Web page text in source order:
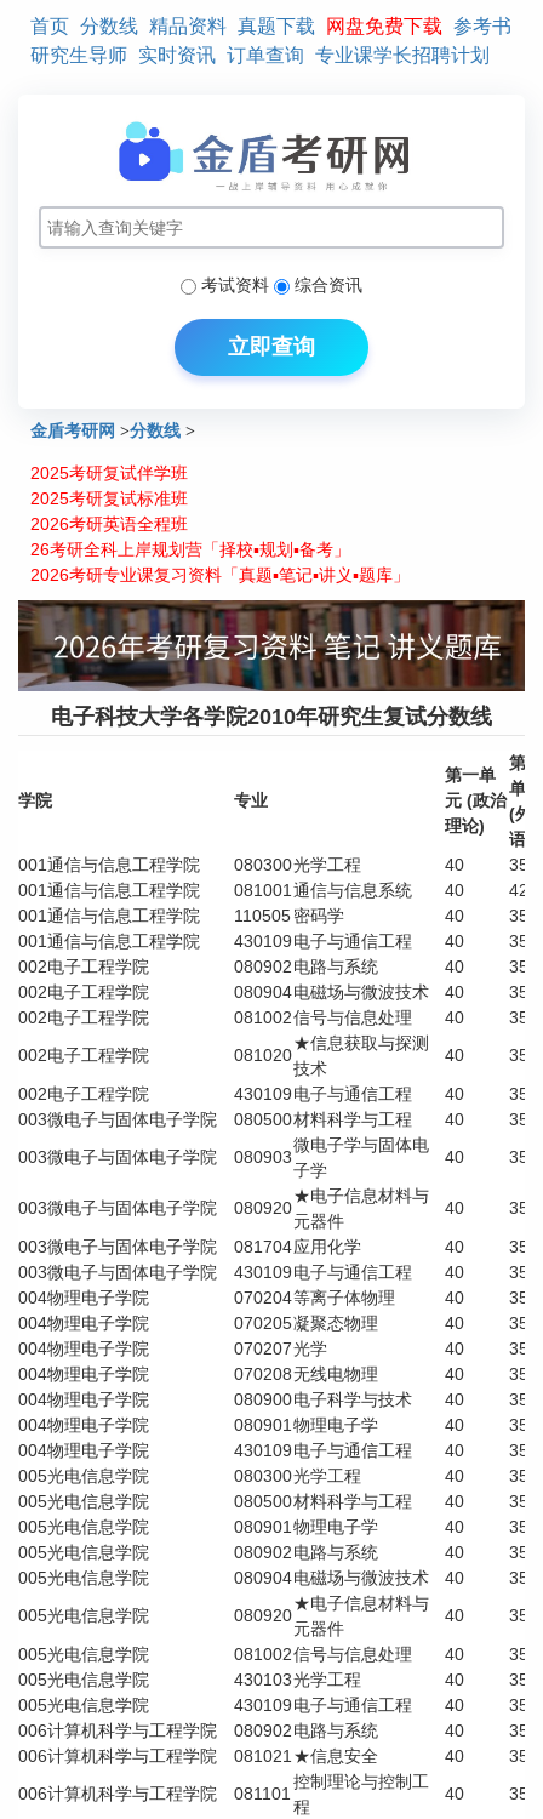
首页 分数线 精品资料 真题下载 网盘免费下载 参考书
研究生导师 实时资讯 订单查询 专业课学长招聘计划
考试资料 综合资讯
立即查询
金盾考研网 >分数线 >
电子科技大学各学院2010年研究生复试分数线
2025考研复试伴学班
2025考研复试标准班
2026考研英语全程班
26考研全科上岸规划营「择校▪规划▪备考」
2026考研专业课复习资料「真题▪笔记▪讲义▪题库」
电子科技大学各学院2010年研究生复试分数线
学院 专业
第一单
元 (政治
理论)
第二
单元
(外
语)
001通信与信息工程学院 080300光学工程 40
35
001通信与信息工程学院 081001 通信与信息系统 40
42
001通信与信息工程学院 110505密码学 40
35
001通信与信息工程学院 430109电子与通信工程 40
35
002电子工程学院 080902电路与系统 40
35
002电子工程学院 080904电磁场与微波技术 40
35
002电子工程学院 081002信号与信息处理 40
35
002电子工程学院 081020
★信息获取与探测
技术
40
35
002电子工程学院 430109电子与通信工程 40
35
003微电子与固体电子学院 080500材料科学与工程 40
35
003微电子与固体电子学院 080903
微电子学与固体电
子学
40 35
003微电子与固体电子学院 080920
★电子信息材料与
元器件
40
35
003微电子与固体电子学院 081704应用化学 40
35
003微电子与固体电子学院 430109电子与通信工程 40
35
004物理电子学院 070204等离子体物理 40
35
004物理电子学院 070205凝聚态物理 40
35
004物理电子学院 070207光学 40
35
004物理电子学院 070208无线电物理 40
35
004物理电子学院 080900电子科学与技术 40
35
004物理电子学院 080901 物理电子学 40
35
004物理电子学院 430109电子与通信工程 40
35
005光电信息学院 080300光学工程 40
35
005光电信息学院 080500材料科学与工程 40
35
005光电信息学院 080901 物理电子学 40
35
005光电信息学院 080902电路与系统 40
35
005光电信息学院 080904电磁场与微波技术 40
35
005光电信息学院 080920
★电子信息材料与
元器件
40
35
005光电信息学院 081002信号与信息处理 40
35
005光电信息学院 430103光学工程 40
35
005光电信息学院 430109电子与通信工程 40
35
006计算机科学与工程学院 080902电路与系统 40
35
006计算机科学与工程学院 081021 ★信息安全 40
35
006计算机科学与工程学院 081101
控制理论与控制工
程
40
35